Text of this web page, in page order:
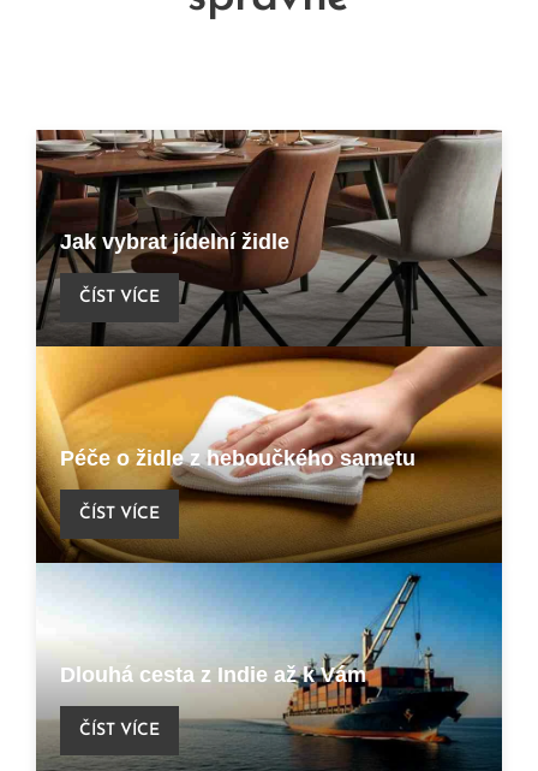
Jak vybrat jídelní židle
ČÍST VÍCE
Péče o židle z heboučkého sametu
ČÍST VÍCE
Dlouhá cesta z Indie až k Vám
ČÍST VÍCE